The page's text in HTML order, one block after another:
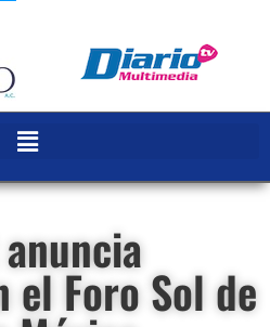
Foro Sol de